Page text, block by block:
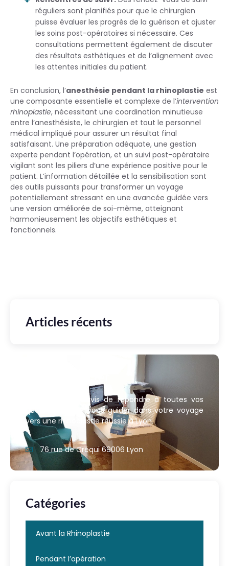
réguliers sont planifiés pour que le chirurgien
puisse évaluer les progrès de la guérison et ajuster
les soins post-opératoires si nécessaire. Ces
consultations permettent également de discuter
des résultats esthétiques et de l’alignement avec
les attentes initiales du patient.
En conclusion, l’anesthésie pendant la rhinoplastie est
une composante essentielle et complexe de l’intervention
rhinoplastie, nécessitant une coordination minutieuse
entre l’anesthésiste, le chirurgien et tout le personnel
médical impliqué pour assurer un résultat final
satisfaisant. Une préparation adéquate, une gestion
experte pendant l’opération, et un suivi post-opératoire
vigilant sont les piliers d’une expérience positive pour le
patient. L’information détaillée et la sensibilisation sont
des outils puissants pour transformer un voyage
potentiellement stressant en une avancée guidée vers
une version améliorée de soi-même, atteignant
harmonieusement les objectifs esthétiques et
fonctionnels.
Articles récents
Nous sommes ravis de répondre à toutes vos
questions et de vous guider dans votre voyage
vers une rhinoplastie réussie à Lyon.
76 rue de Créqui 69006 Lyon
Catégories
Avant la Rhinoplastie
Pendant l’opération